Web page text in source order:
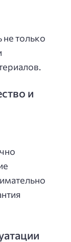
не только
и